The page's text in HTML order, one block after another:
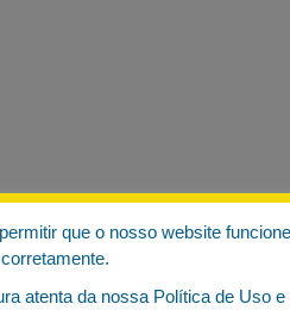
que o nosso website funcione
corretamente.
atenta da nossa Política de Uso e